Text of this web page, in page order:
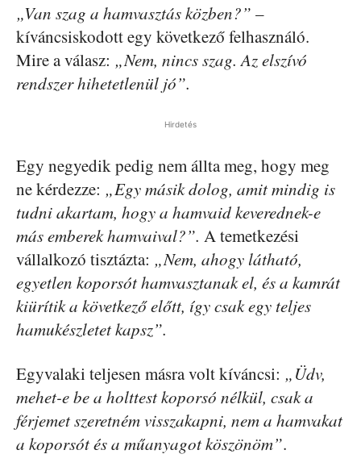
„Van szag a hamvasztás közben?” –
kíváncsiskodott egy következő felhasználó.
Mire a válasz: „Nem, nincs szag. Az elszívó
rendszer hihetetlenül jó”.
Hirdetés
Egy negyedik pedig nem állta meg, hogy meg
ne kérdezze: „Egy másik dolog, amit mindig is
tudni akartam, hogy a hamvaid keverednek-e
más emberek hamvaival?”. A temetkezési
vállalkozó tisztázta: „Nem, ahogy látható,
egyetlen koporsót hamvasztanak el, és a kamrát
kiürítik a következő előtt, így csak egy teljes
hamukészletet kapsz”.
Egyvalaki teljesen másra volt kíváncsi: „Üdv,
mehet-e be a holttest koporsó nélkül, csak a
férjemet szeretném visszakapni, nem a hamvakat
a koporsót és a műanyagot köszönöm”.